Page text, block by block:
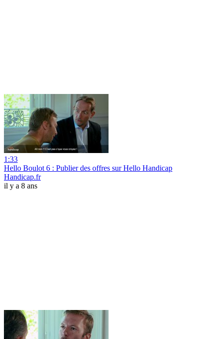
1:33
Hello Boulot 6 : Publier des offres sur Hello Handicap
Handicap.fr
il y a 8 ans